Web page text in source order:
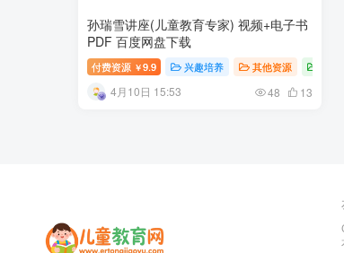
孙瑞雪讲座(儿童教育专家) 视频+电子书
PDF 百度网盘下载
付费资源 ￥9.9 兴趣培养 其他资源
4月10日 15:53 48 13